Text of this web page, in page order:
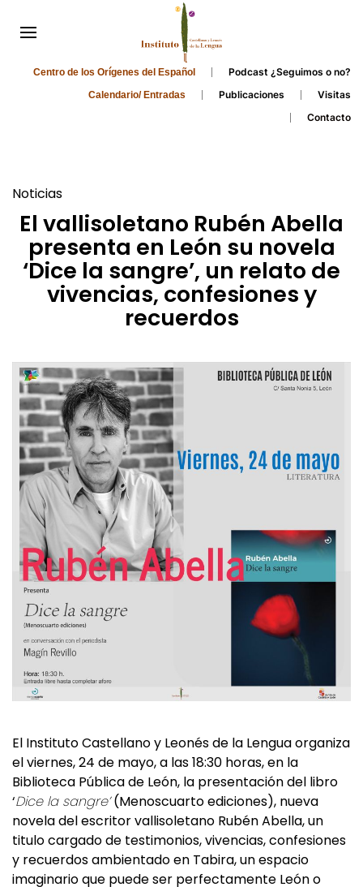
Centro de los Orígenes del Español Podcast ¿Seguimos o no?
Calendario/ Entradas Publicaciones Visitas Contacto
El vallisoletano Rubén Abella
presenta en León su novela
‘Dice la sangre’, un relato de
vivencias, confesiones y
recuerdos
el viernes, 24 de mayo, a las 18:30 horas, en la
Biblioteca Pública de León, la presentación del libro
‘Dice la sangre’(Menoscuarto ediciones), nueva
novela del escritor vallisoletano Rubén Abella, un
titulo cargado de testimonios, vivencias, confesiones
y recuerdos ambientado en Tabira, un espacio
imaginario que puede ser perfectamente León o
Astorga, según destaca la crítica especializada. El